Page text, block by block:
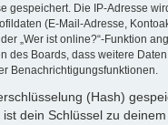
gespeichert. Die IP-Adresse
(E-Mail-Adresse,
„Wer ist online?“-Funktion
des Boards, dass weitere
Benachrichtigungsfunktionen.
(Hash)
dein Schlüssel zu